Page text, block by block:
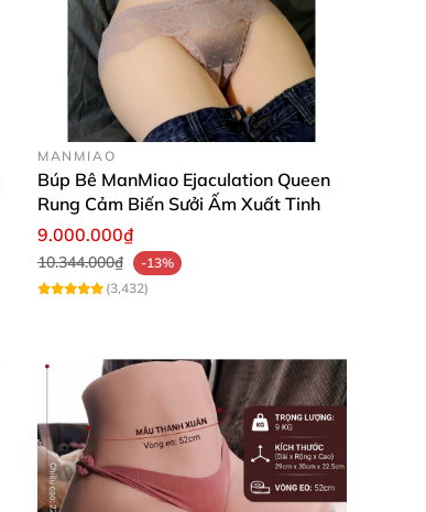
MANMIAO
Búp Bê ManMiao Ejaculation Queen
Rung Cảm Biến Sưởi Ấm Xuất Tinh
9.000.000₫
10.344.000₫
-13%
(3,432)